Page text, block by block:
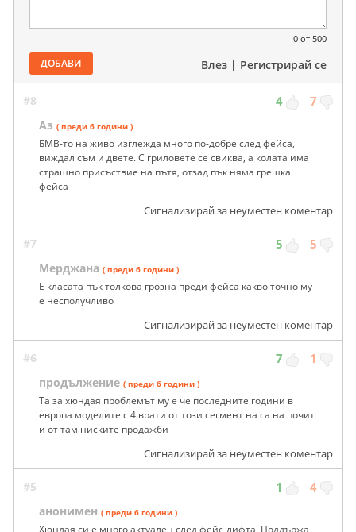
0 от 500
ДОБАВИ Влез | Регистрирай се
#8 4 7
Аз ( преди 6 години )
БМВ-то на живо изглежда много по-добре след фейса,
виждал съм и двете. С гриловете се свиква, а колата има
страшно присъствие на пътя, отзад пък няма грешка
фейса
Сигнализирай за неуместен коментар
#7 5 5
Мерджана ( преди 6 години )
Е класата пък толкова грозна преди фейса какво точно му
е несполучливо
Сигнализирай за неуместен коментар
#6 7 1
продължение ( преди 6 години )
Та за хюндая проблемът му е че последните години в
европа моделите с 4 врати от този сегмент на са на почит
и от там ниските продажби
Сигнализирай за неуместен коментар
#5 1 4
анонимен ( преди 6 години )
Хюндая си е много актуален след фейс-лифта. Поддържа